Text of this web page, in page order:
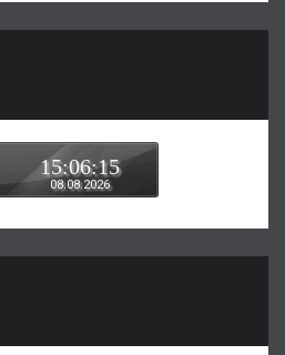
15:06:15
08.08.2026